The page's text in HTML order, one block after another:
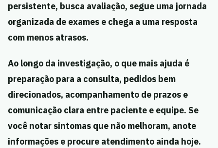
persistente, busca avaliação, segue uma jornada
organizada de exames e chega a uma resposta
com menos atrasos.
Ao longo da investigação, o que mais ajuda é
preparação para a consulta, pedidos bem
direcionados, acompanhamento de prazos e
comunicação clara entre paciente e equipe. Se
você notar sintomas que não melhoram, anote
informações e procure atendimento ainda hoje.